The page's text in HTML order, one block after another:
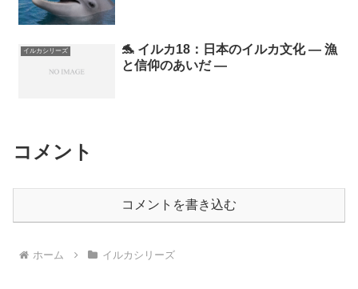
イルカシリーズ
🐬 イルカ18：日本のイルカ文化 ― 漁
と信仰のあいだ ―
コメント
コメントを書き込む
ホーム イルカシリーズ